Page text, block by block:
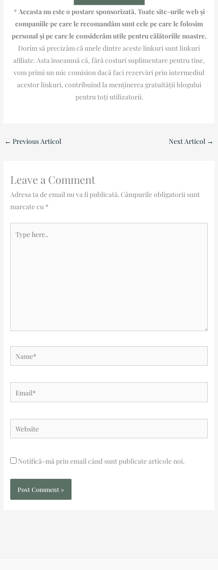
* Aceasta nu este o postare sponsorizată. Toate site-urile web și
companiile pe care le recomandăm sunt cele pe care le folosim
personal și pe care le considerăm utile pentru călătoriile noastre.
Dorim să precizăm că unele dintre aceste linkuri sunt linkuri
afiliate. Asta înseamnă că, fără costuri suplimentare pentru tine,
vom primi un mic comision dacă faci rezervări prin intermediul
acestor linkuri, contribuind la menținerea gratuității blogului
pentru toți utilizatorii.
← Previous Articol Next Articol →
Leave a Comment
Adresa ta de email nu va fi publicată. Câmpurile obligatorii sunt
marcate cu *
here..
Website
Notifică-mă prin email când sunt publicate articole noi.